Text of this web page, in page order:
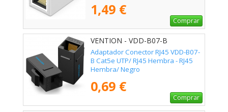
1,49 €
Comprar
VENTION - VDD-B07-B
Adaptador Conector RJ45 VDD-B07-
B Cat5e UTP/ RJ45 Hembra - RJ45
Hembra/ Negro
0,69 €
Comprar